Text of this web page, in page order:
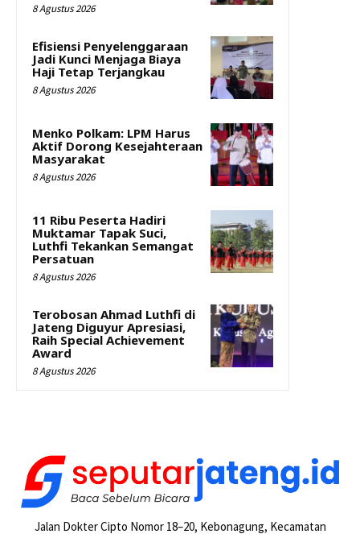
8 Agustus 2026
Efisiensi Penyelenggaraan
Jadi Kunci Menjaga Biaya
Haji Tetap Terjangkau
8 Agustus 2026
Menko Polkam: LPM Harus
Aktif Dorong Kesejahteraan
Masyarakat
8 Agustus 2026
11 Ribu Peserta Hadiri
Muktamar Tapak Suci,
Luthfi Tekankan Semangat
Persatuan
8 Agustus 2026
Terobosan Ahmad Luthfi di
Jateng Diguyur Apresiasi,
Raih Special Achievement
Award
8 Agustus 2026
Jalan Dokter Cipto Nomor 18–20, Kebonagung, Kecamatan